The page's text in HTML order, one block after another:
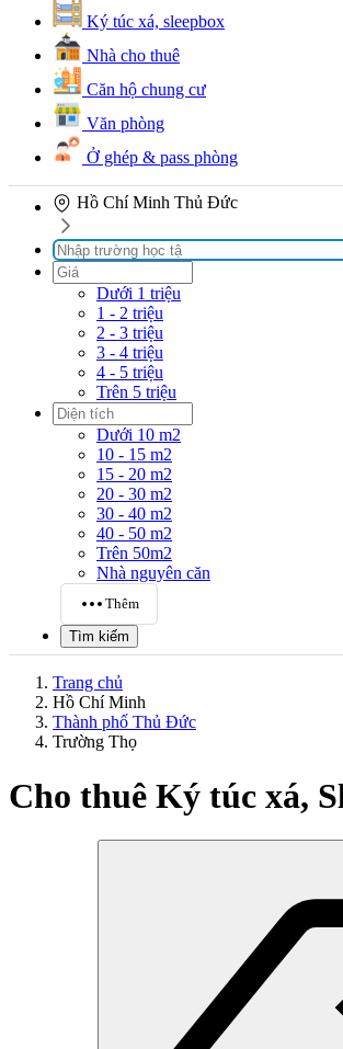
Ký túc xá, sleepbox
Nhà cho thuê
Căn hộ chung cư
Văn phòng
Ở ghép & pass phòng
Hồ Chí Minh Thủ Đức
Dưới 1 triệu
1 - 2 triệu
2 - 3 triệu
3 - 4 triệu
4 - 5 triệu
Trên 5 triệu
Dưới 10 m2
10 - 15 m2
15 - 20 m2
20 - 30 m2
30 - 40 m2
40 - 50 m2
Trên 50m2
Nhà nguyên căn
Thêm
Tìm kiếm
Trang chủ
Hồ Chí Minh
Thành phố Thủ Đức
Trường Thọ
Cho thuê Ký túc xá,